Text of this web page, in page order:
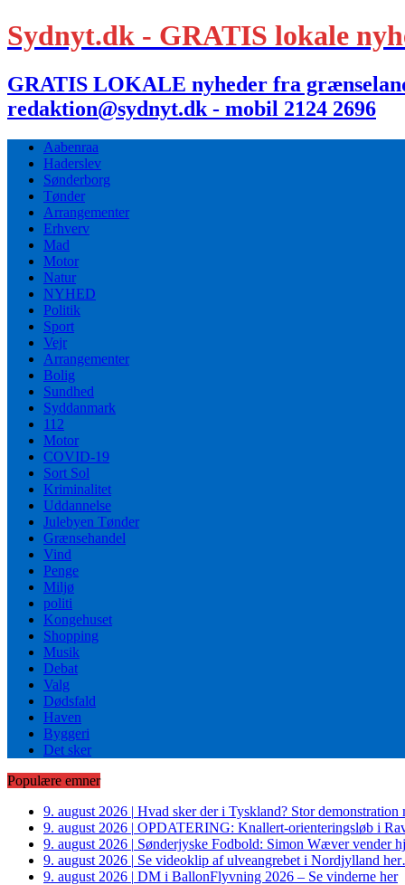
Sydnyt.dk - GRATIS lokale
GRATIS LOKALE nyheder fra
redaktion@sydnyt.dk - mobil 2124 2696
Aabenraa
Haderslev
Sønderborg
Tønder
Arrangementer
Erhverv
Mad
Motor
Natur
NYHED
Politik
Sport
Vejr
Arrangementer
Bolig
Sundhed
Syddanmark
112
Motor
COVID-19
Sort Sol
Kriminalitet
Uddannelse
Julebyen Tønder
Grænsehandel
Vind
Penge
Miljø
politi
Kongehuset
Shopping
Musik
Debat
Valg
Dødsfald
Haven
Byggeri
Det sker
Populære emner
9. august 2026 | Hvad sker der i Tyskland? Stor
9. august 2026 | OPDATERING: Knallert-orienteringsløb i
9. august 2026 | Sønderjyske Fodbold: Simon Wæver vender
9. august 2026 | Se videoklip af ulveangrebet i Nordjylland
9. august 2026 | DM i BallonFlyvning 2026 – Se vinderne her